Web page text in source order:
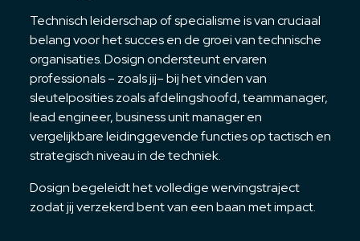
Technisch leiderschap of specialisme is van cruciaal
belang voor het succes en de groei van technische
organisaties. Dosign ondersteunt ervaren
professionals – zoals jij– bij het vinden van
sleutelposities zoals afdelingshoofd, teammanager,
lead engineer, business unit manager en
vergelijkbare leidinggevende functies op tactisch en
strategisch niveau in de techniek.
Dosign begeleidt het volledige wervingstraject
zodat jij verzekerd bent van een baan met impact.